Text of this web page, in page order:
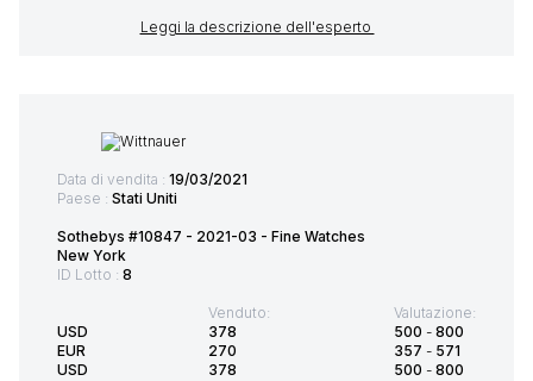
Leggi la descrizione dell'esperto
Data di vendita : 19/03/2021
Paese : Stati Uniti
Sothebys #10847 - 2021-03 - Fine Watches
New York
ID Lotto : 8
USD
EUR
USD
Venduto:
378
270
378
Valutazione:
500 - 800
357 - 571
500 - 800